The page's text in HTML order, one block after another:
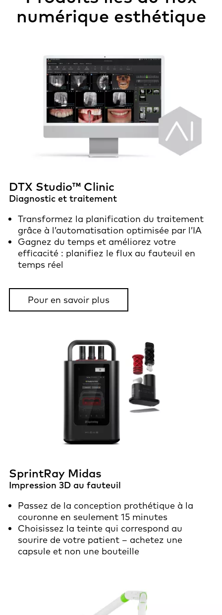
numérique esthétique
DTX Studio™ Clinic
Diagnostic et traitement
Transformez la planification du traitement
grâce à l’automatisation optimisée par l’IA
Gagnez du temps et améliorez votre
efficacité : planifiez le flux au fauteuil en
temps réel
Pour en savoir plus
SprintRay Midas
Impression 3D au fauteuil
Passez de la conception prothétique à la
couronne en seulement 15 minutes
Choisissez la teinte qui correspond au
sourire de votre patient – achetez une
capsule et non une bouteille